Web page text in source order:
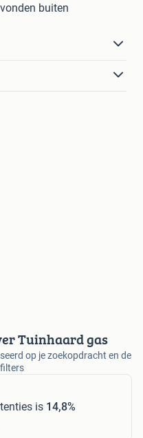
buiten
Tuinhaard gas
op je zoekopdracht en de
is 14,8%